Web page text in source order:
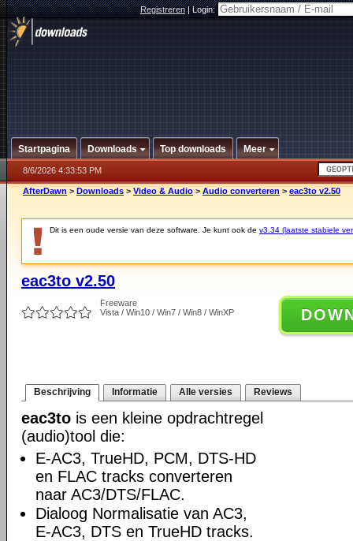
Registreren|Login:
Startpagina Downloads Top downloads Meer
8/6/2026 4:33:53 PM
AfterDawn > Downloads > Video & Audio > Audio converteren > eac3to v2.50
Dit is een oude versie van deze software. Je kunt ook de v3.34 (laatste stabiele
eac3to v2.50
Freeware
Vista / Win10 / Win7 / Win8 / WinXP
Beschrijving Informatie Alle versies Reviews
eac3to is een kleine opdrachtregel
(audio)tool die:
E-AC3, TrueHD, PCM, DTS-HD
en FLAC tracks converteren
naar AC3/DTS/FLAC.
Dialoog Normalisatie van AC3,
E-AC3, DTS en TrueHD tracks.